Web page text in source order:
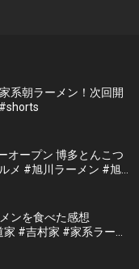
系朝ラーメン！次回開
メ #旭川ラーメン #旭
#北海道グルメ
ンを食べた感想
#吉村家 #家系ラーメ